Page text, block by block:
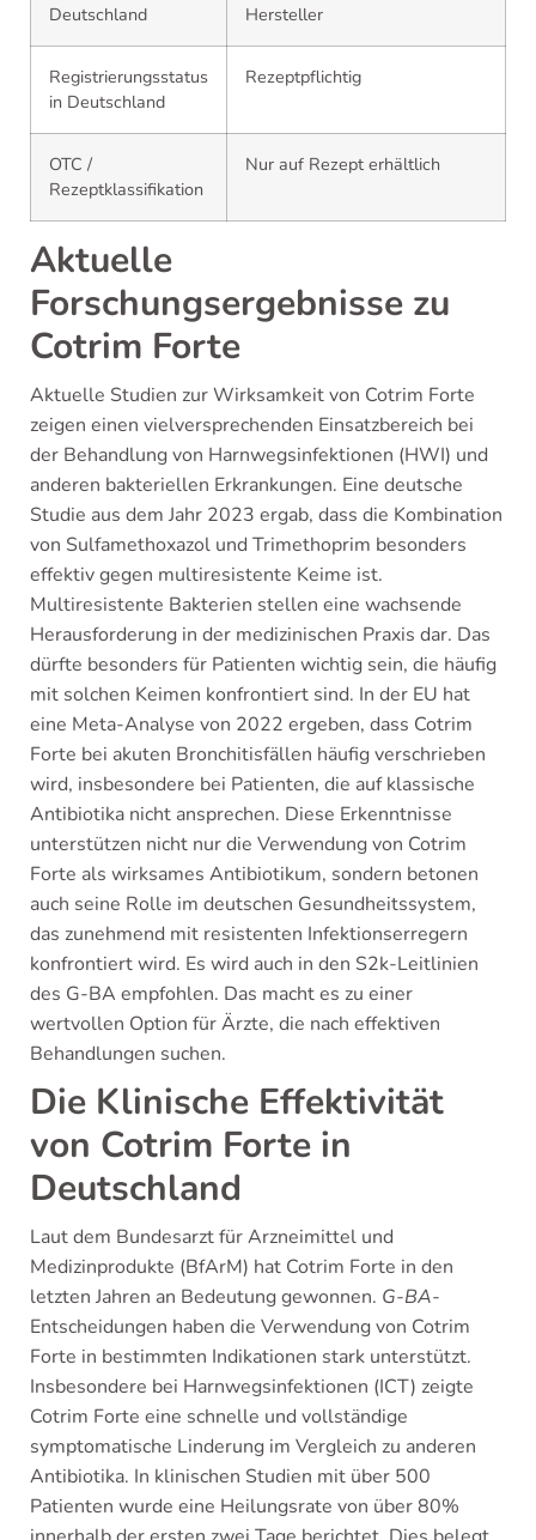
Deutschland
Hersteller
Registrierungsstatus
in Deutschland
Rezeptpflichtig
OTC /
Rezeptklassifikation
Nur auf Rezept erhältlich
Aktuelle
Forschungsergebnisse zu
Cotrim Forte
Aktuelle Studien zur Wirksamkeit von Cotrim Forte
zeigen einen vielversprechenden Einsatzbereich bei
der Behandlung von Harnwegsinfektionen (HWI) und
anderen bakteriellen Erkrankungen. Eine deutsche
Studie aus dem Jahr 2023 ergab, dass die Kombination
von Sulfamethoxazol und Trimethoprim besonders
effektiv gegen multiresistente Keime ist.
Multiresistente Bakterien stellen eine wachsende
Herausforderung in der medizinischen Praxis dar. Das
dürfte besonders für Patienten wichtig sein, die häufig
mit solchen Keimen konfrontiert sind. In der EU hat
eine Meta-Analyse von 2022 ergeben, dass Cotrim
Forte bei akuten Bronchitisfällen häufig verschrieben
wird, insbesondere bei Patienten, die auf klassische
Antibiotika nicht ansprechen. Diese Erkenntnisse
unterstützen nicht nur die Verwendung von Cotrim
Forte als wirksames Antibiotikum, sondern betonen
auch seine Rolle im deutschen Gesundheitssystem,
das zunehmend mit resistenten Infektionserregern
konfrontiert wird. Es wird auch in den S2k-Leitlinien
des G-BA empfohlen. Das macht es zu einer
wertvollen Option für Ärzte, die nach effektiven
Behandlungen suchen.
Die Klinische Effektivität
von Cotrim Forte in
Deutschland
Laut dem Bundesarzt für Arzneimittel und
Medizinprodukte (BfArM) hat Cotrim Forte in den
letzten Jahren an Bedeutung gewonnen. G-BA-
Entscheidungen haben die Verwendung von Cotrim
Forte in bestimmten Indikationen stark unterstützt.
Insbesondere bei Harnwegsinfektionen (ICT) zeigte
Cotrim Forte eine schnelle und vollständige
symptomatische Linderung im Vergleich zu anderen
Antibiotika. In klinischen Studien mit über 500
Patienten wurde eine Heilungsrate von über 80%